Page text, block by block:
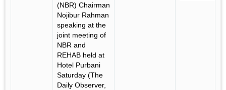
(NBR) Chairman
Nojibur Rahman
speaking at the
joint meeting of
NBR and
REHAB held at
Hotel Purbani
Saturday (The
Daily Observer,